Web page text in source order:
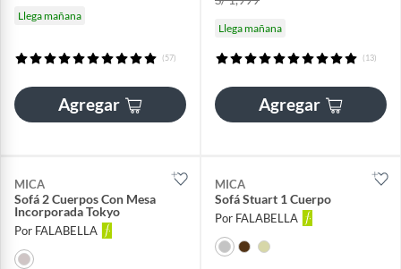
Llega mañana
(57)
Agregar
Llega mañana
(13)
Agregar
MICA
Sofá 2 Cuerpos Con Mesa
Incorporada Tokyo
Por FALABELLA
MICA
Sofá Stuart 1 Cuerpo
Por FALABELLA